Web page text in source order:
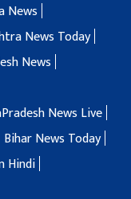
News
News Today
News
News Live
Bihar News Today
Hindi